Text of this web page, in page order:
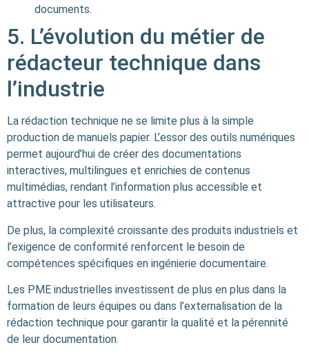
documents.
5. L’évolution du métier de
rédacteur technique dans
l’industrie
La rédaction technique ne se limite plus à la simple
production de manuels papier. L’essor des outils numériques
permet aujourd’hui de créer des documentations
interactives, multilingues et enrichies de contenus
multimédias, rendant l’information plus accessible et
attractive pour les utilisateurs.
De plus, la complexité croissante des produits industriels et
l’exigence de conformité renforcent le besoin de
compétences spécifiques en ingénierie documentaire.
Les PME industrielles investissent de plus en plus dans la
formation de leurs équipes ou dans l’externalisation de la
rédaction technique pour garantir la qualité et la pérennité
de leur documentation.